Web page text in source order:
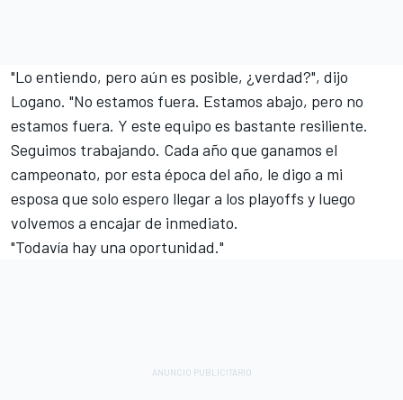
"Lo entiendo, pero aún es posible, ¿verdad?", dijo
Logano. "No estamos fuera. Estamos abajo, pero no
estamos fuera. Y este equipo es bastante resiliente.
Seguimos trabajando. Cada año que ganamos el
campeonato, por esta época del año, le digo a mi
esposa que solo espero llegar a los playoffs y luego
volvemos a encajar de inmediato.
"Todavía hay una oportunidad."